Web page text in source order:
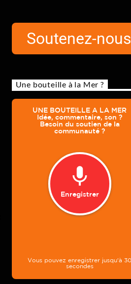
Soutenez-nous
Une bouteille à la Mer ?